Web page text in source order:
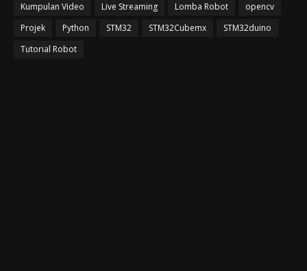
Kumpulan Video
Live Streaming Lomba Robot
opencv
Projek
Python STM32 STM32Cubemx
STM32duino
Tutorial Robot